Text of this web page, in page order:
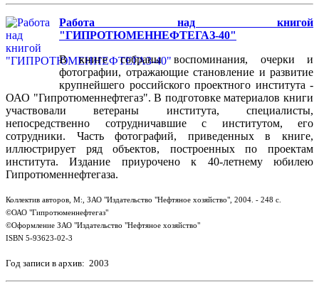
Работа над книгой
"ГИПРОТЮМЕННЕФТЕГАЗ-40"
В книге собраны воспоминания, очерки и
фотографии, отражающие становление и развитие
крупнейшего российского проектного института -
ОАО "Гипротюменнефтегаз". В подготовке материалов книги
участвовали ветераны института, специалисты,
непосредственно сотрудничавшие с институтом, его
сотрудники. Часть фотографий, приведенных в книге,
иллюстрирует ряд объектов, построенных по проектам
института. Издание приурочено к 40-летнему юбилею
Гипротюменнефтегаза.
Коллектив авторов, М:, ЗАО "Издательство "Нефтяное хозяйство", 2004. - 248 с.
©ОАО "Гипротюменнефтегаз"
©Оформление ЗАО "Издательство "Нефтяное хозяйство"
ISBN 5-93623-02-3
Год записи в архив: 2003